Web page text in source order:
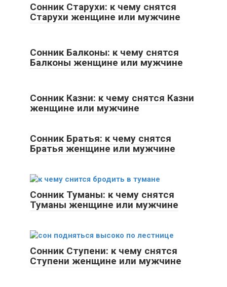
Сонник Старухи: к чему снятся
Старухи женщине или мужчине
Сонник Балконы: к чему снятся
Балконы женщине или мужчине
Сонник Казни: к чему снятся Казни
женщине или мужчине
Сонник Братья: к чему снятся
Братья женщине или мужчине
Сонник Туманы: к чему снятся
Туманы женщине или мужчине
Сонник Ступени: к чему снятся
Ступени женщине или мужчине